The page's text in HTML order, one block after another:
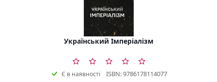
Український Імперіалізм
Є в наявності ISBN: 9786178114077